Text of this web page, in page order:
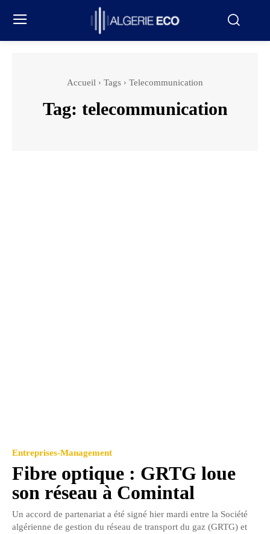
Accueil Tags Telecommunication
Tag: telecommunication
Entreprises-Management
Fibre optique : GRTG loue
son réseau à Comintal
Un accord de partenariat a été signé hier mardi entre la Société
algérienne de gestion du réseau de transport du gaz (GRTG) et